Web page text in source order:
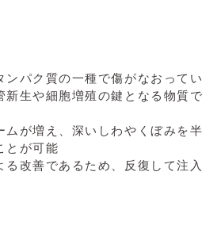
ンパク質の一種で傷がなおってい
新生や細胞増殖の鍵となる物質で
ムが増え、深いしわやくぼみを半
とが可能
る改善であるため、反復して注入